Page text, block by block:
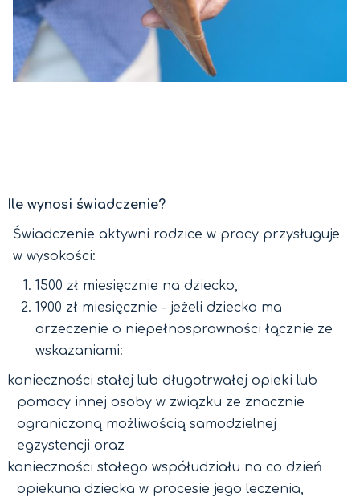
Ile wynosi świadczenie?
Świadczenie aktywni rodzice w pracy przysługuje
w wysokości:
1500 zł miesięcznie na dziecko,
1900 zł miesięcznie – jeżeli dziecko ma
orzeczenie o niepełnosprawności łącznie ze
wskazaniami:
konieczności stałej lub długotrwałej opieki lub
pomocy innej osoby w związku ze znacznie
ograniczoną możliwością samodzielnej
egzystencji oraz
konieczności stałego współudziału na co dzień
opiekuna dziecka w procesie jego leczenia,